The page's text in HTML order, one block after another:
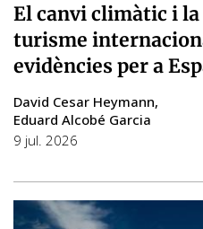
El canvi climàtic i
turisme
evidències per a
David Cesar Heymann
Eduard Alcobé Garcia
9 jul. 2026